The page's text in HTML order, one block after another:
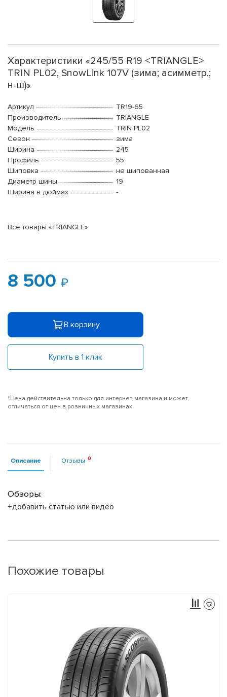
Характеристики «245/55 R19 <TRIANGLE>
TRIN PL02, SnowLink 107V (зима; асимметр.;
н-ш)»
Артикул
TR19-65
Производитель
TRIANGLE
Модель
TRIN PL02
Сезон
зима
Ширина
245
Профиль
55
Шиповка
не шипованная
Диаметр шины
19
Ширина в дюймах
-
Все товары «TRIANGLE»
8 500
В корзину
Купить в 1 клик
*Цена действительна только для интернет-магазина и может
отличаться от цен в розничных магазинах
Описание Отзывы
Обзоры:
+добавить статью или видео
Похожие товары